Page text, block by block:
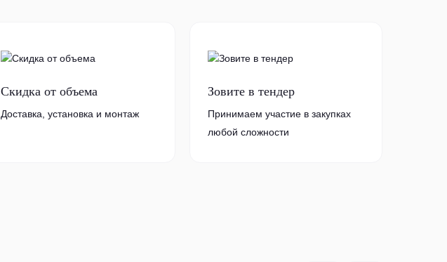
Скидка от объема
Доставка, установка и монтаж
Зовите в тендер
Принимаем участие в закупках
любой сложности